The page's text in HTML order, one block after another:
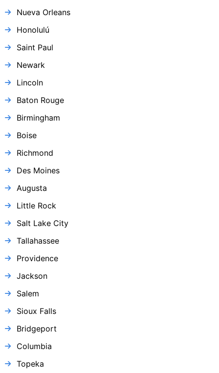
Nueva Orleans
Honolulú
Saint Paul
Newark
Lincoln
Baton Rouge
Birmingham
Boise
Richmond
Des Moines
Augusta
Little Rock
Salt Lake City
Tallahassee
Providence
Jackson
Salem
Sioux Falls
Bridgeport
Columbia
Topeka